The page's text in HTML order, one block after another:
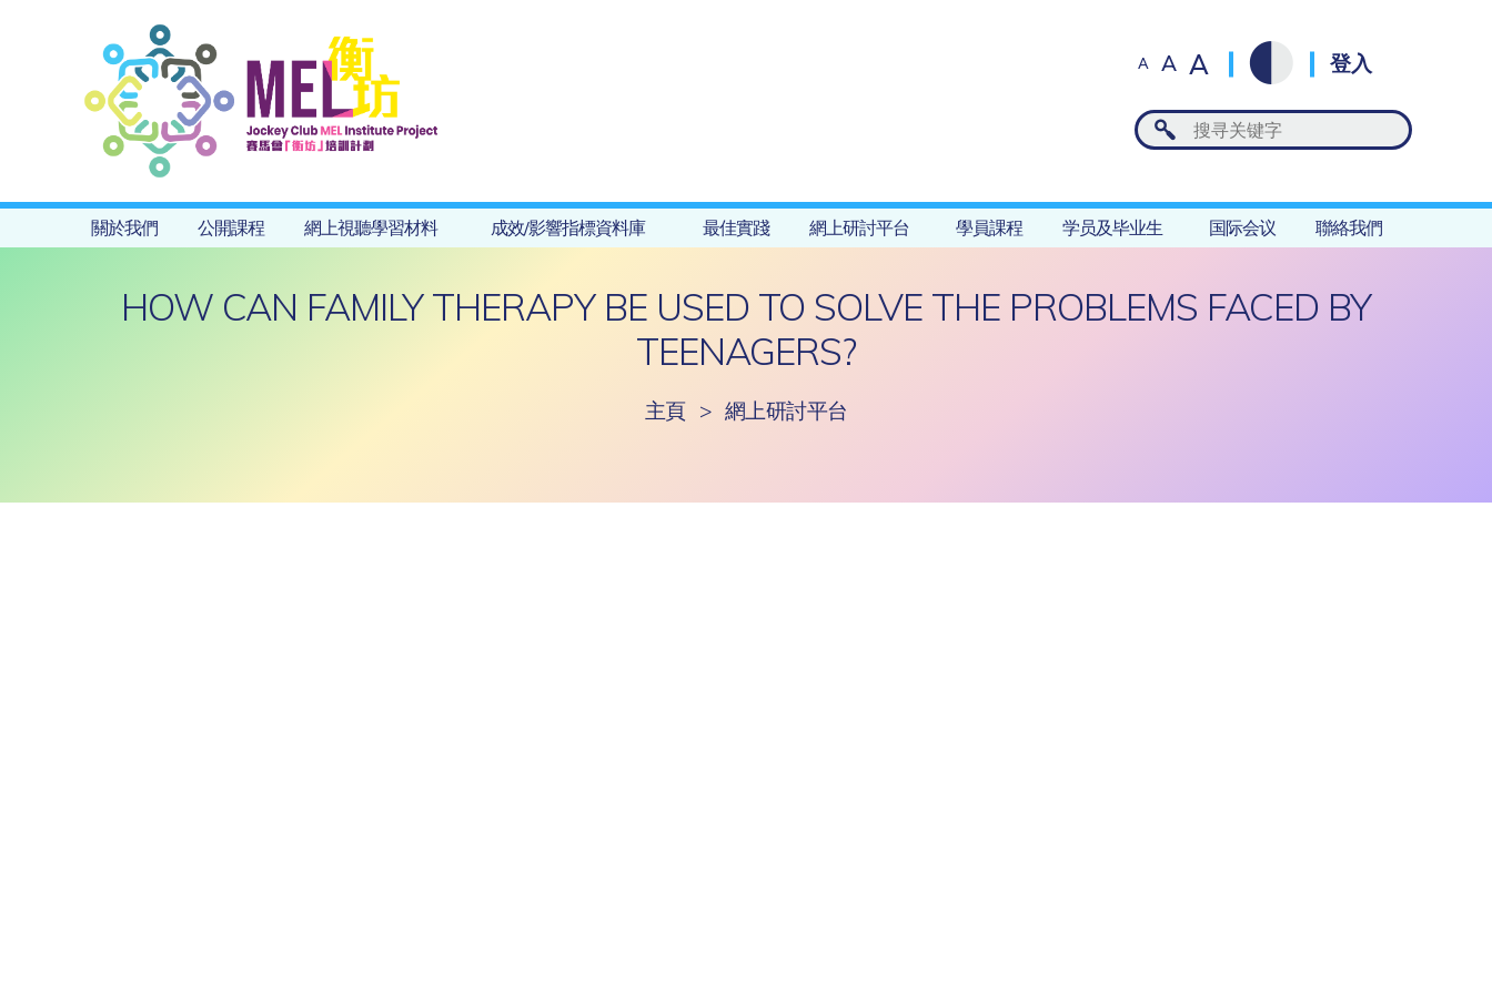
A A A 登入
關於我們 公開課程 網上視聽學習材料 成效/影響指標資料庫 最佳實踐 網上研討平台 學員課程 学员及毕业生 国际会议 聯絡我們
HOW CAN FAMILY THERAPY BE USED TO SOLVE THE PROBLEMS FACED BY
TEENAGERS?
主頁 > 網上研討平台